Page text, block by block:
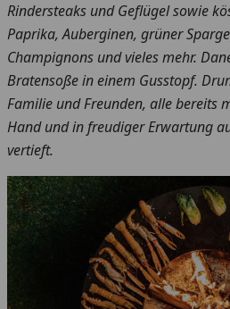
Rindersteaks und Geflügel sowie
Paprika, Auberginen, grüner
Champignons und vieles mehr.
Bratensoße in einem Gusstopf.
Familie und Freunden, alle bereits
Hand und in freudiger Erwartung
vertieft.